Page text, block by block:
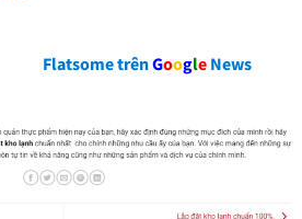
Flatsome trênGoogle News